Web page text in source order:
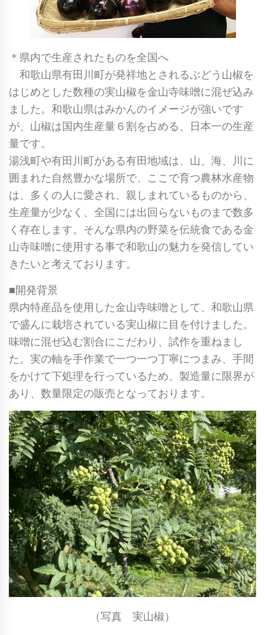
＊県内で生産されたものを全国へ
和歌山県有田川町が発祥地とされるぶどう山椒を
はじめとした数種の実山椒を金山寺味噌に混ぜ込み
ました。和歌山県はみかんのイメージが強いです
が、山椒は国内生産量６割を占める、日本一の生産
量です。
湯浅町や有田川町がある有田地域は、山、海、川に
囲まれた自然豊かな場所で、ここで育つ農林水産物
は、多くの人に愛され、親しまれているものから、
生産量が少なく、全国には出回らないものまで数多
く存在します。そんな県内の野菜を伝統食である金
山寺味噌に使用する事で和歌山の魅力を発信してい
きたいと考えております。
■開発背景
県内特産品を使用した金山寺味噌として、和歌山県
で盛んに栽培されている実山椒に目を付けました。
味噌に混ぜ込む割合にこだわり、試作を重ねまし
た。実の軸を手作業で一つ一つ丁寧につまみ、手間
をかけて下処理を行っているため、製造量に限界が
あり、数量限定の販売となっております。
（写真 実山椒）